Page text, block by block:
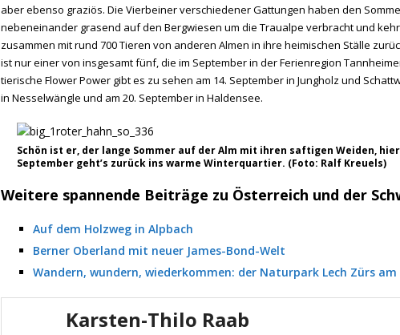
aber ebenso graziös. Die Vierbeiner verschiedener Gattungen haben den
nebeneinander grasend auf den Bergwiesen um die Traualpe verbracht und
zusammen mit rund 700 Tieren von anderen Almen in ihre heimischen Ställe
ist nur einer von insgesamt fünf, die im September in der Ferienregion
tierische Flower Power gibt es zu sehen am 14. September in Jungholz und
in Nesselwängle und am 20. September in Haldensee.
Schön ist er, der lange Sommer auf der Alm mit ihren saftigen Weiden,
September geht’s zurück ins warme Winterquartier. (Foto: Ralf Kreuels)
Weitere spannende Beiträge zu Österreich und der
Auf dem Holzweg in Alpbach
Berner Oberland mit neuer James-Bond-Welt
Wandern, wundern, wiederkommen: der Naturpark Lech Zürs am
Karsten-Thilo Raab